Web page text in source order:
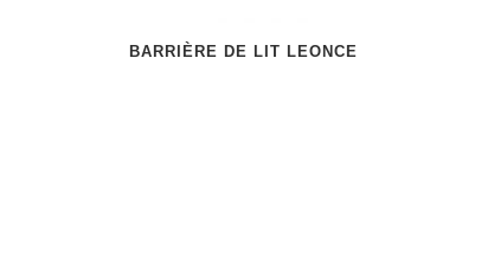
BARRIÈRE DE LIT LEONCE